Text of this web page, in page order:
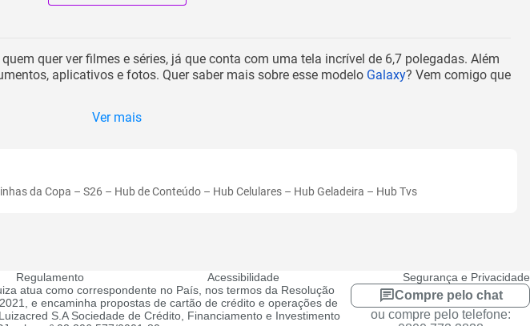
quer ver filmes e séries, já que conta com uma tela incrível de 6,7 polegadas. Além
aplicativos e fotos. Quer saber mais sobre esse modelo Galaxy? Vem comigo que
Ver mais
da Copa – S26 – Hub de Conteúdo – Hub Celulares – Hub Geladeira – Hub Tvs
Regulamento Acessibilidade
Segurança e Privacidade
atua como correspondente no País, nos termos da Resolução
e encaminha propostas de cartão de crédito e operações de
S.A Sociedade de Crédito, Financiamento e Investimento
Compre pelo chat
ou compre pelo telefone: